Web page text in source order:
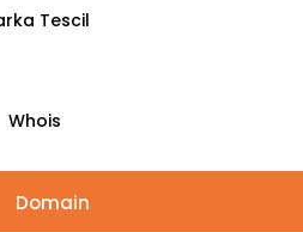
Tescil
Whois
Domain